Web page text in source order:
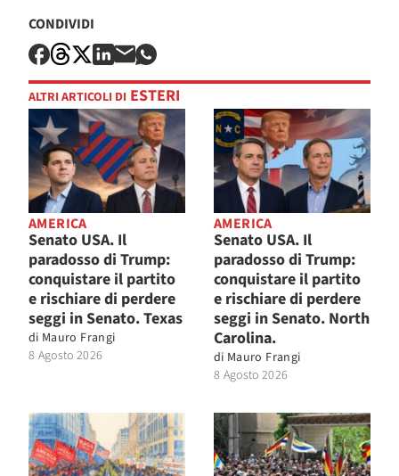
CONDIVIDI
ALTRI ARTICOLI DI ESTERI
AMERICA
Senato USA. Il
paradosso di Trump:
conquistare il partito
e rischiare di perdere
seggi in Senato. Texas
di Mauro Frangi
8 Agosto 2026
AMERICA
Senato USA. Il
paradosso di Trump:
conquistare il partito
e rischiare di perdere
seggi in Senato. North
Carolina.
di Mauro Frangi
8 Agosto 2026